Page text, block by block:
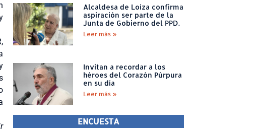
Alcaldesa de Loíza confirma
aspiración ser parte de la
Junta de Gobierno del PPD.
Leer más »
Invitan a recordar a los
héroes del Corazón Púrpura
en su día
Leer más »
ENCUESTA